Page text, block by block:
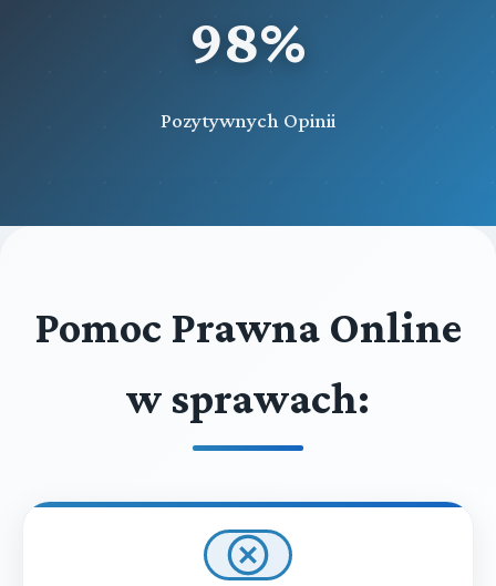
98%
Pozytywnych Opinii
Pomoc Prawna Online
w sprawach: